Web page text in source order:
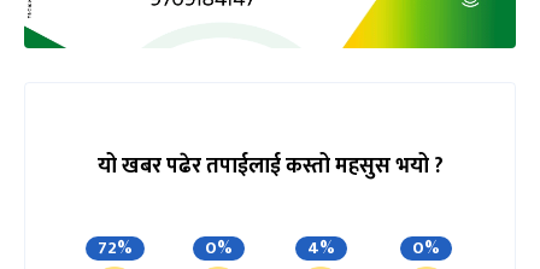
यो खबर पढेर तपाईलाई कस्तो महसुस भयो ?
72% 0% 4% 0%